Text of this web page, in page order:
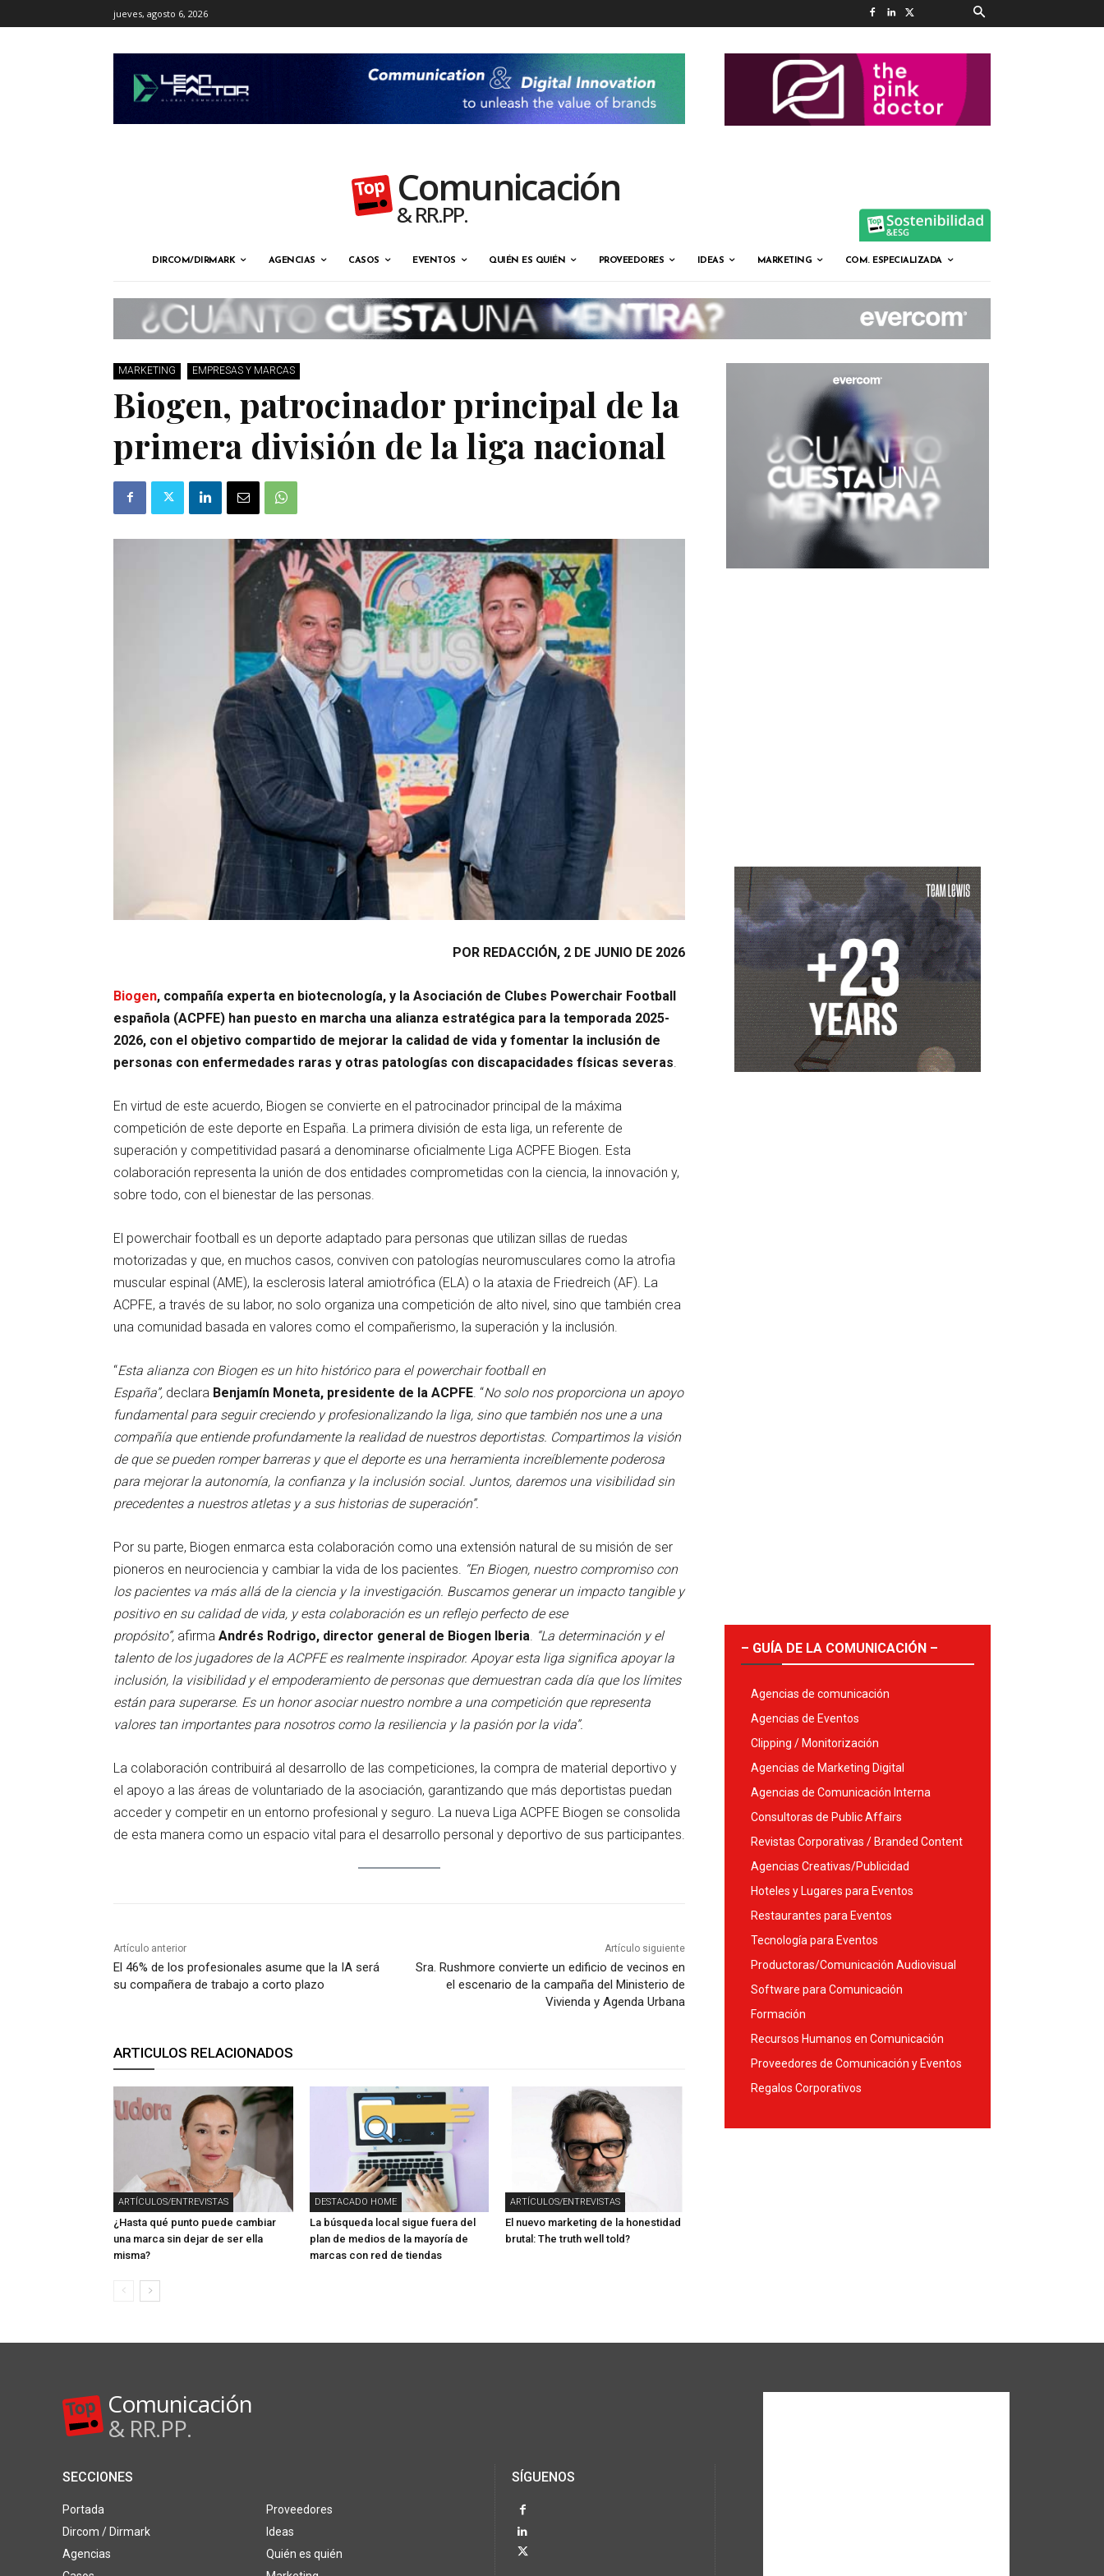
jueves, agosto 6, 2026
Comunicación
& RR.PP.
DIRCOM/DIRMARK AGENCIAS CASOS EVENTOS QUIÉN ES QUIÉN PROVEEDORES IDEAS MARKETING COM. ESPECIALIZADA
MARKETING EMPRESAS Y MARCAS
Biogen, patrocinador principal de la
primera división de la liga nacional
POR REDACCIÓN, 2 DE JUNIO DE 2026
Biogen, compañía experta en biotecnología, y la Asociación de Clubes Powerchair Football
española (ACPFE) han puesto en marcha una alianza estratégica para la temporada 2025-
2026, con el objetivo compartido de mejorar la calidad de vida y fomentar la inclusión de
personas con enfermedades raras y otras patologías con discapacidades físicas severas
En virtud de este acuerdo, Biogen se convierte en el patrocinador principal de la máxima
competición de este deporte en España. La primera división de esta liga, un referente de
superación y competitividad pasará a denominarse oficialmente Liga ACPFE Biogen. Esta
colaboración representa la unión de dos entidades comprometidas con la ciencia, la innovación y,
sobre todo, con el bienestar de las personas.
El powerchair football es un deporte adaptado para personas que utilizan sillas de ruedas
motorizadas y que, en muchos casos, conviven con patologías neuromusculares como la atrofia
muscular espinal (AME), la esclerosis lateral amiotrófica (ELA) o la ataxia de Friedreich (AF). La
ACPFE, a través de su labor, no solo organiza una competición de alto nivel, sino que también crea
una comunidad basada en valores como el compañerismo, la superación y la inclusión.
“Esta alianza con Biogen es un hito histórico para el powerchair football en
España”, declara Benjamín Moneta, presidente de la ACPFE . “No solo nos proporciona un apoyo
fundamental para seguir creciendo y profesionalizando la liga, sino que también nos une a una
compañía que entiende profundamente la realidad de nuestros deportistas. Compartimos la visión
de que se pueden romper barreras y que el deporte es una herramienta increíblemente poderosa
para mejorar la autonomía, la confianza y la inclusión social. Juntos, daremos una visibilidad sin
precedentes a nuestros atletas y a sus historias de superación”.
Por su parte, Biogen enmarca esta colaboración como una extensión natural de su misión de ser
pioneros en neurociencia y cambiar la vida de los pacientes.
“En Biogen, nuestro compromiso con
los pacientes va más allá de la ciencia y la investigación. Buscamos generar un impacto tangible y
positivo en su calidad de vida, y esta colaboración es un reflejo perfecto de ese
propósito”, afirma Andrés Rodrigo, director general de Biogen Iberia
“La determinación y el
talento de los jugadores de la ACPFE es realmente inspirador. Apoyar esta liga significa apoyar la
inclusión, la visibilidad y el empoderamiento de personas que demuestran cada día que los límites
están para superarse. Es un honor asociar nuestro nombre a una competición que representa
valores tan importantes para nosotros como la resiliencia y la pasión por la vida”.
La colaboración contribuirá al desarrollo de las competiciones, la compra de material deportivo y
el apoyo a las áreas de voluntariado de la asociación, garantizando que más deportistas puedan
acceder y competir en un entorno profesional y seguro. La nueva Liga ACPFE Biogen se consolida
de esta manera como un espacio vital para el desarrollo personal y deportivo de sus participantes.
Artículo anterior
El 46% de los profesionales asume que la IA será
su compañera de trabajo a corto plazo
Artículo siguiente
Sra. Rushmore convierte un edificio de vecinos en
el escenario de la campaña del Ministerio de
Vivienda y Agenda Urbana
ARTICULOS RELACIONADOS
ARTÍCULOS/ENTREVISTAS
¿Hasta qué punto puede cambiar
una marca sin dejar de ser ella
misma?
DESTACADO HOME
La búsqueda local sigue fuera del
plan de medios de la mayoría de
marcas con red de tiendas
ARTÍCULOS/ENTREVISTAS
El nuevo marketing de la honestidad
brutal: The truth well told?
– GUÍA DE LA COMUNICACIÓN –
Agencias de comunicación
Agencias de Eventos
Clipping / Monitorización
Agencias de Marketing Digital
Agencias de Comunicación Interna
Consultoras de Public Affairs
Revistas Corporativas / Branded Content
Agencias Creativas/Publicidad
Hoteles y Lugares para Eventos
Restaurantes para Eventos
Tecnología para Eventos
Productoras/Comunicación Audiovisual
Software para Comunicación
Formación
Recursos Humanos en Comunicación
Proveedores de Comunicación y Eventos
Regalos Corporativos
Comunicación
& RR.PP.
SECCIONES
Portada
Dircom / Dirmark
Agencias
Proveedores
Ideas
Quién es quién
SÍGUENOS